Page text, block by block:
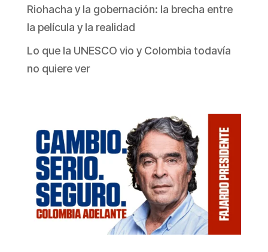
Riohacha y la gobernación: la brecha entre
la película y la realidad
Lo que la UNESCO vio y Colombia todavía
no quiere ver